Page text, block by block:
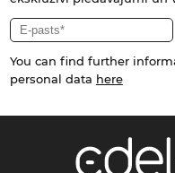
You can find further
personal data here